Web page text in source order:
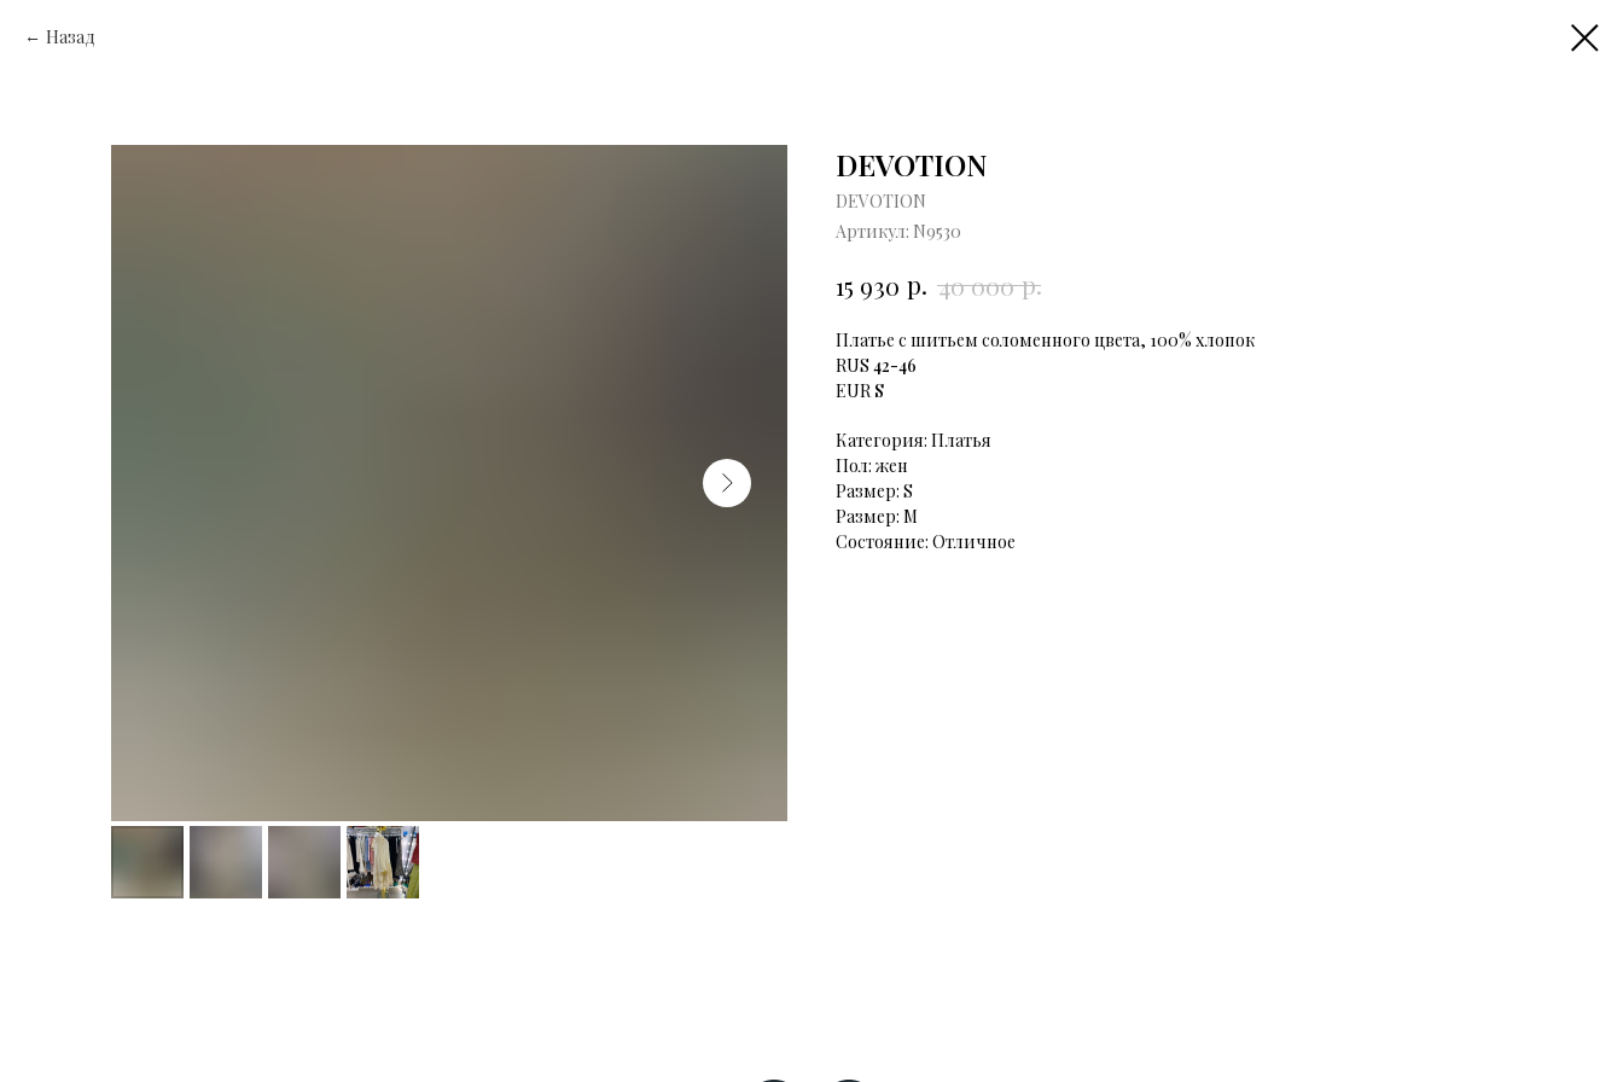
Назад
DEVOTION
DEVOTION
Артикул: N9530
15 930 р. 40 000 р.
Платье с шитьем соломенного цвета, 100% хлопок
RUS 42-46
EURS
Категория: Платья
Пол: жен
Размер: S
Размер: М
Состояние: Отличное